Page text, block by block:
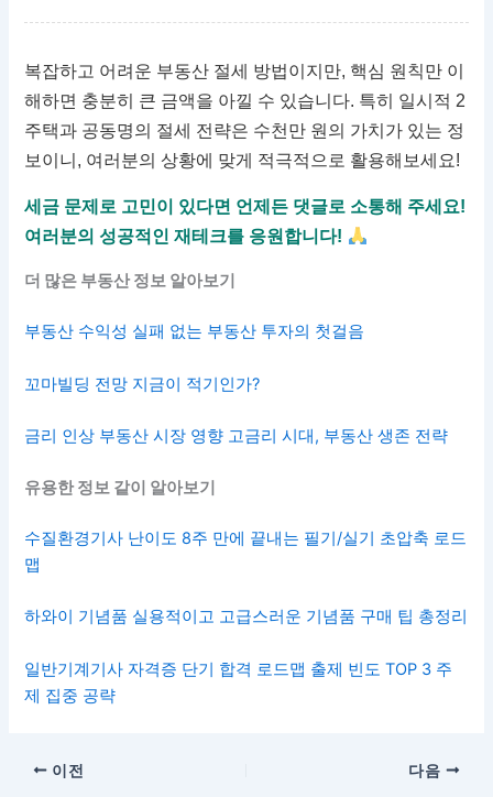
복잡하고 어려운 부동산 절세 방법이지만, 핵심 원칙만 이
해하면 충분히 큰 금액을 아낄 수 있습니다. 특히 일시적 2
주택과 공동명의 절세 전략은 수천만 원의 가치가 있는 정
보이니, 여러분의 상황에 맞게 적극적으로 활용해보세요!
세금 문제로 고민이 있다면 언제든 댓글로 소통해 주세요!
여러분의 성공적인 재테크를 응원합니다!
더 많은 부동산 정보 알아보기
부동산 수익성 실패 없는 부동산 투자의 첫걸음
꼬마빌딩 전망 지금이 적기인가?
금리 인상 부동산 시장 영향 고금리 시대, 부동산 생존 전략
유용한 정보 같이 알아보기
수질환경기사 난이도 8주 만에 끝내는 필기/실기 초압축 로드
맵
하와이 기념품 실용적이고 고급스러운 기념품 구매 팁 총정리
일반기계기사 자격증 단기 합격 로드맵 출제 빈도 TOP 3 주
제 집중 공략
이전 다음